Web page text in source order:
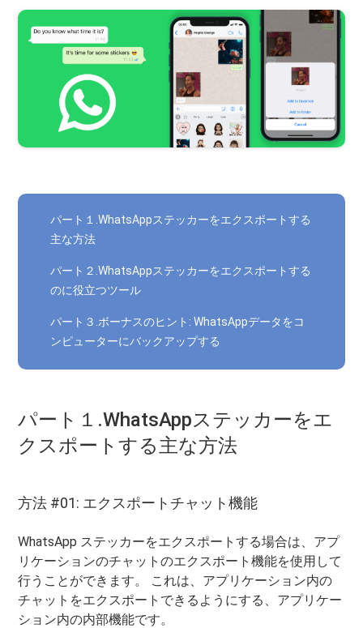
パート１.WhatsAppステッカーをエクスポートする
主な方法
パート２.WhatsAppステッカーをエクスポートする
のに役立つツール
パート３.ボーナスのヒント: WhatsAppデータをコ
ンピューターにバックアップする
パート１.WhatsAppステッカーをエ
クスポートする主な方法
方法 #01: エクスポートチャット機能
WhatsApp ステッカーをエクスポートする場合は、アプ
リケーションのチャットのエクスポート機能を使用して
行うことができます。 これは、アプリケーション内の
チャットをエクスポートできるようにする、アプリケー
ション内の内部機能です。